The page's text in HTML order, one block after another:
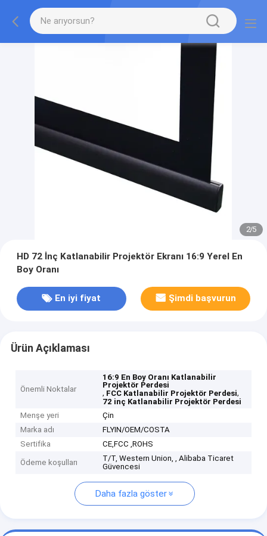
2/5
HD 72 İnç Katlanabilir Projektör Ekranı 16:9 Yerel En
Boy Oranı
En iyi fiyat Şimdi başvurun
Ürün Açıklaması
Önemli Noktalar
16:9 En Boy Oranı Katlanabilir
Projektör Perdesi
, FCC Katlanabilir Projektör Perdesi,
72 inç Katlanabilir Projektör Perdesi
Menşe yeri
Çin
Marka adı
FLYIN/OEM/COSTA
Sertifika
CE,FCC ,ROHS
Ödeme koşulları
T/T, Western Union, , Alibaba Ticaret
Güvencesi
Daha fazla göster